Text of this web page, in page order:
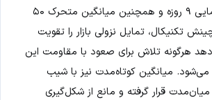
میانگین متحرک نمایی ۹ روزه و همچنین میانگین متحرک ۵۰
تکنیکال، تمایل نزولی بازار را تقویت
هرگونه تلاش برای صعود با مقاومت این
میانگین کوتاه‌مدت نیز با شیب
میان‌مدت قرار گرفته و مانع از شکل‌گیری